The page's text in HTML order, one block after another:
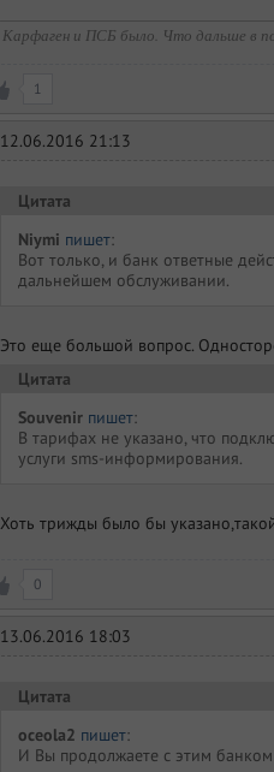
Карфаген и ПСБ было. Что дальше в
1
12.06.2016 21:13
Цитата
Niymi пишет:
Вот только, и банк ответные
дальнейшем обслуживании.
Это еще большой вопрос.
Цитата
Souvenir пишет:
В тарифах не указано, что
услуги sms-информирования.
Хоть трижды было бы
0
13.06.2016 18:03
Цитата
oceola2 пишет:
И Вы продолжаете с этим